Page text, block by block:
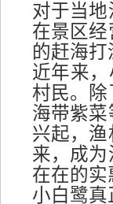
对于当
在景区
的赶海打
近年来
村民。
海带紫
兴起，
来，成
在在的
小白鹭